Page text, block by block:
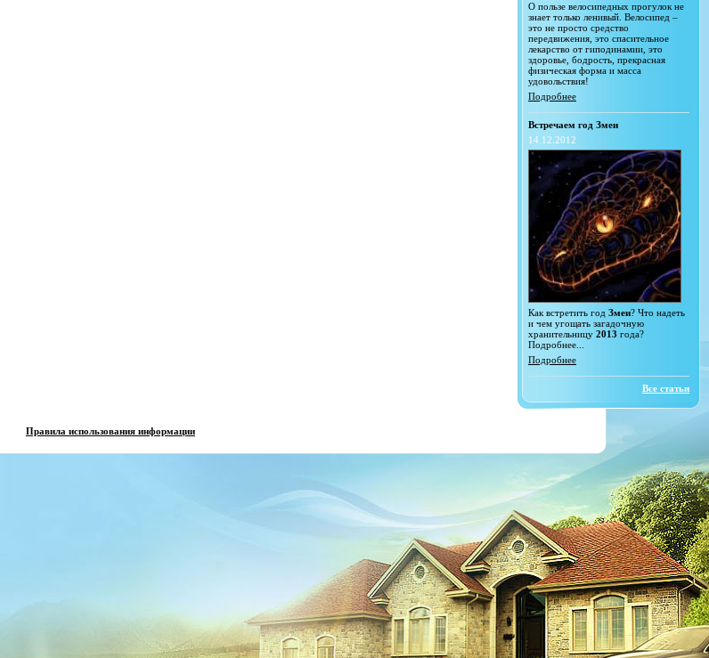
О пользе велосипедных прогулок не
знает только ленивый. Велосипед –
это не просто средство
передвижения, это спасительное
лекарство от гиподинамии, это
здоровье, бодрость, прекрасная
физическая форма и масса
удовольствия!
Подробнее
Встречаем год Змеи
14.12.2012
Как встретить год Змеи? Что надеть
и чем угощать загадочную
хранительницу 2013 года?
Подробнее...
Подробнее
Все статьи
Правила использования информации